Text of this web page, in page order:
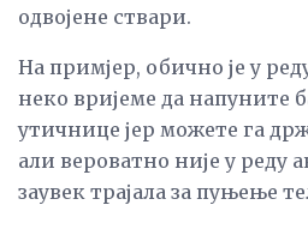
одвојене ствари.
На примјер, обично је у
неко вријеме да напуните
утичнице јер можете га
али вероватно није у реду
заувек трајала за пуњење